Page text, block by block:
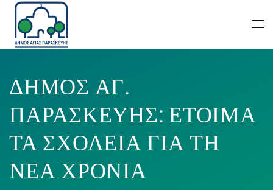
ΔΗΜΟΣ ΑΓ.
ΠΑΡΑΣΚΕΥΗΣ: ΕΤΟΙΜΑ
ΤΑ ΣΧΟΛΕΙΑ ΓΙΑ ΤΗ
ΝΕΑ ΧΡΟΝΙΑ